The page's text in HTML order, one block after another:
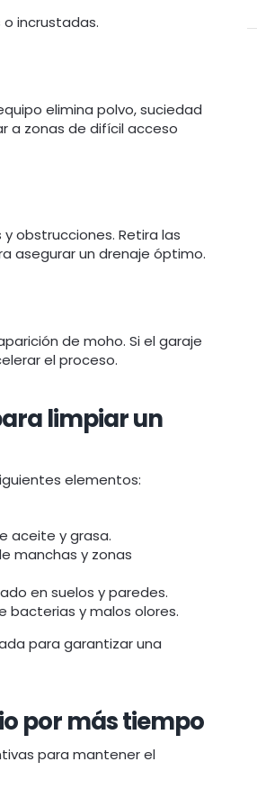
incrustadas.
elimina polvo, suciedad
a zonas de difícil acceso
obstrucciones. Retira las
asegurar un drenaje óptimo.
de moho. Si el garaje
el proceso.
limpiar un
elementos:
aceite y grasa.
manchas y zonas
en suelos y paredes.
bacterias y malos olores.
para garantizar una
por más tiempo
para mantener el